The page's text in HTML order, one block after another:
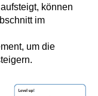
können
im
um die